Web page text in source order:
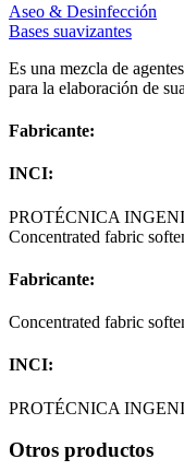
Aseo & Desinfección
Bases suavizantes
Es una mezcla de
para la elaboración de
Fabricante:
INCI:
PROTÉCNICA
Concentrated fabric
Fabricante:
Concentrated fabric
INCI:
PROTÉCNICA
Otros productos